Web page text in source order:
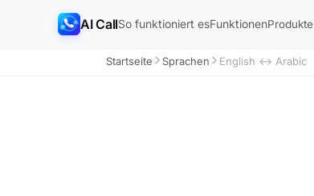
AI CallSo funktioniert esFunktionenProdukte
Startseite Sprachen English ↔ Arabic